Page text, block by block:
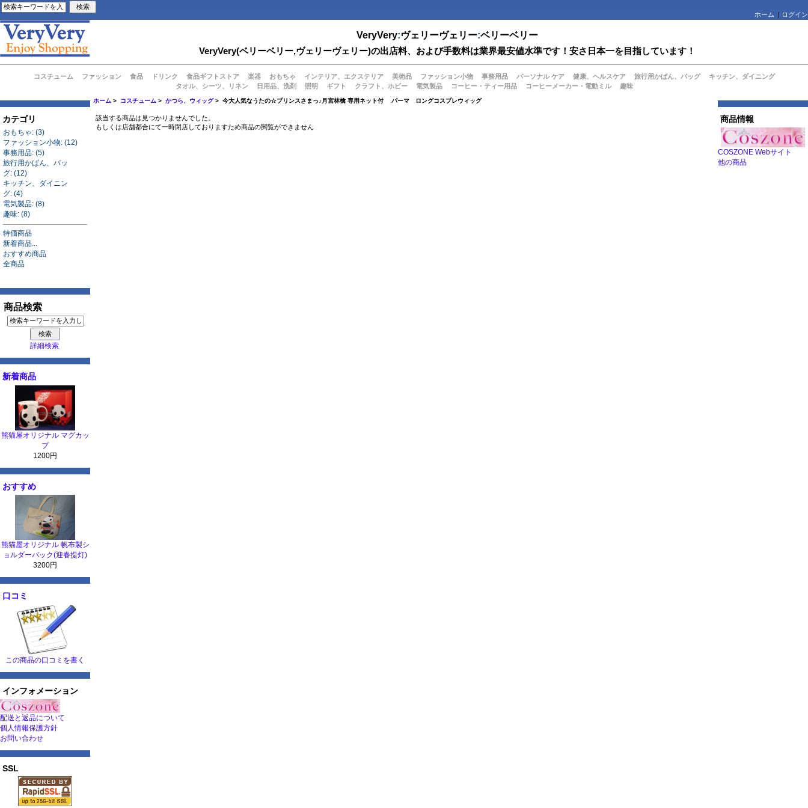
ホーム | ログイン
VeryVery:ヴェリーヴェリー:ベリーベリー
VeryVery(ベリーベリー,ヴェリーヴェリー)の出店料、および手数料は業界最安値水準です！安さ日本一を目指しています！
コスチューム ファッション 食品 ドリンク 食品ギフトストア 楽器 おもちゃ インテリア、エクステリア 美術品 ファッション小物 事務用品 パーソナル ケア 健康、ヘルスケア 旅行用かばん、バッグ
キッチン、ダイニング
タオル、シーツ、リネン
日用品、洗剤 照明 ギフト クラフト、ホビー 電気製品 コーヒー・ティー用品 コーヒーメーカー・電動ミル 趣味
カテゴリ
おもちゃ: (3)
ファッション小物: (12)
事務用品: (5)
旅行用かばん、バッ
グ: (12)
キッチン、ダイニン
グ: (4)
電気製品: (8)
趣味: (8)
特価商品
新着商品...
おすすめ商品
全商品
商品検索
詳細検索
新着商品
熊猫屋オリジナル マグカッ
プ
1200円
おすすめ
熊猫屋オリジナル 帆布製シ
ョルダーバック(迎春提灯)
3200円
口コミ
この商品の口コミを書く
インフォメーション
配送と返品について
個人情報保護方針
お問い合わせ
SSL
ホーム > コスチューム >かつら、ウィッグ> 今大人気なうたの☆プリンスさまっ♪月宮林檎 専用ネット付 パーマ ロングコスプレウィッグ
該当する商品は見つかりませんでした。
もしくは店舗都合にて一時閉店しておりますため商品の閲覧ができません
商品情報
COSZONE Webサイト
他の商品